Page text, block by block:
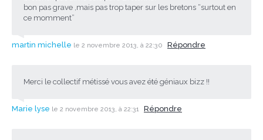
bon pas grave ,mais pas trop taper sur les bretons “surtout en
ce momment”
martin michelle le 2 novembre 2013, à 22:30 Répondre
Merci le collectif métissé vous avez été géniaux bizz !!
Marie lyse le 2 novembre 2013, à 22:31 Répondre